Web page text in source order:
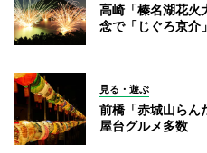
高崎「榛名湖花火
念で「じぐろ京介」
見る・遊ぶ
前橋「赤城山ら
屋台グルメ多数